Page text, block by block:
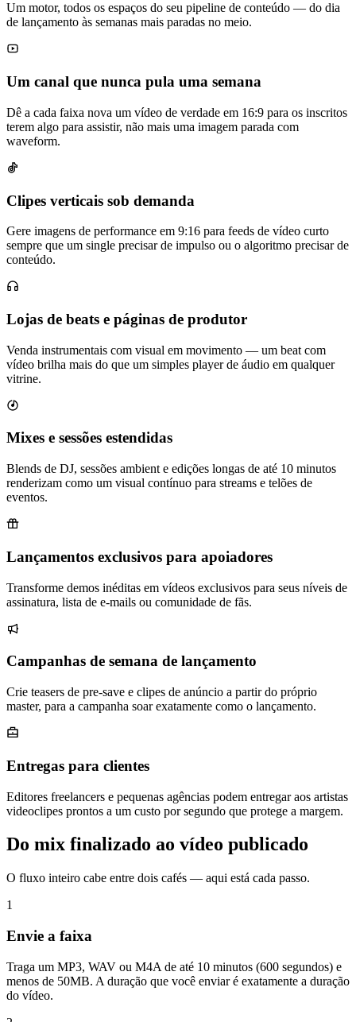
Um motor, todos os espaços do seu pipeline de conteúdo — do dia
de lançamento às semanas mais paradas no meio.
Um canal que nunca pula uma semana
Dê a cada faixa nova um vídeo de verdade em 16:9 para os inscritos
terem algo para assistir, não mais uma imagem parada com
waveform.
Clipes verticais sob demanda
Gere imagens de performance em 9:16 para feeds de vídeo curto
sempre que um single precisar de impulso ou o algoritmo precisar de
conteúdo.
Lojas de beats e páginas de produtor
Venda instrumentais com visual em movimento — um beat com
vídeo brilha mais do que um simples player de áudio em qualquer
vitrine.
Mixes e sessões estendidas
Blends de DJ, sessões ambient e edições longas de até 10 minutos
renderizam como um visual contínuo para streams e telões de
eventos.
Lançamentos exclusivos para apoiadores
Transforme demos inéditas em vídeos exclusivos para seus níveis de
assinatura, lista de e-mails ou comunidade de fãs.
Campanhas de semana de lançamento
Crie teasers de pre-save e clipes de anúncio a partir do próprio
master, para a campanha soar exatamente como o lançamento.
Entregas para clientes
Editores freelancers e pequenas agências podem entregar aos artistas
videoclipes prontos a um custo por segundo que protege a margem.
Do mix finalizado ao vídeo publicado
O fluxo inteiro cabe entre dois cafés — aqui está cada passo.
1
Envie a faixa
Traga um MP3, WAV ou M4A de até 10 minutos (600 segundos) e
menos de 50MB. A duração que você enviar é exatamente a duração
do vídeo.